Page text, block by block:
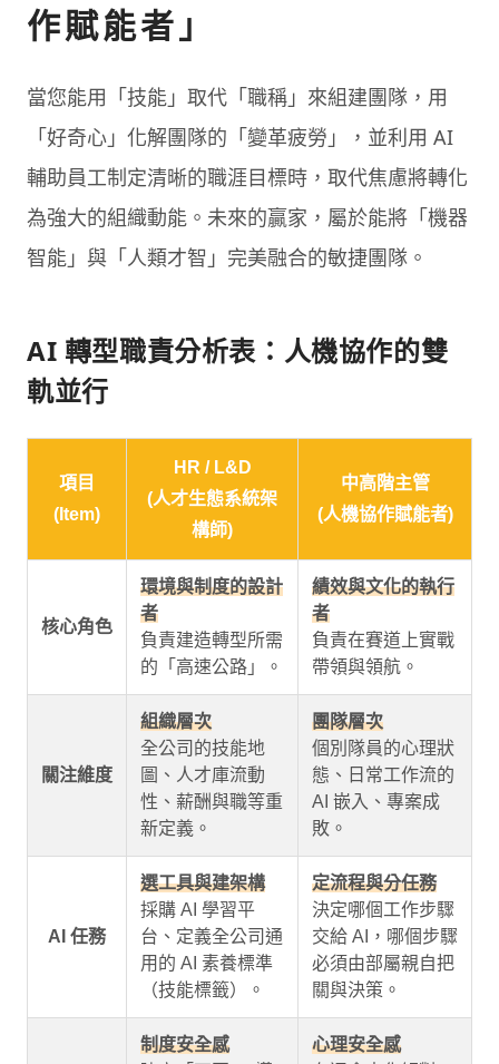
作賦能者」
當您能用「技能」取代「職稱」來組建團隊，用
「好奇心」化解團隊的「變革疲勞」，並利用 AI
輔助員工制定清晰的職涯目標時，取代焦慮將轉化
為強大的組織動能。未來的贏家，屬於能將「機器
智能」與「人類才智」完美融合的敏捷團隊。
AI 轉型職責分析表：人機協作的雙
軌並行
項目
(Item)
HR / L&D
(人才生態系統架
構師)
中高階主管
(人機協作賦能者)
核心角色
環境與制度的設計
者
負責建造轉型所需
的「高速公路」。
績效與文化的執行
者
負責在賽道上實戰
帶領與領航。
關注維度
組織層次
全公司的技能地
圖、人才庫流動
性、薪酬與職等重
新定義。
團隊層次
個別隊員的心理狀
態、日常工作流的
AI 嵌入、專案成
敗。
AI 任務
選工具與建架構
採購 AI 學習平
台、定義全公司通
用的 AI 素養標準
（技能標籤）。
定流程與分任務
決定哪個工作步驟
交給 AI，哪個步驟
必須由部屬親自把
關與決策。
制度安全感
心理安全感